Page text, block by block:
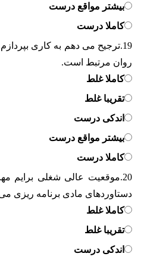
بیشتر مواقع درست
کاملا درست
19. ترجیح می دهم به کاری
روان مرتبط است.
کاملا غلط
تقریبا غلط
اندکی درست
بیشتر مواقع درست
کاملا درست
20. موقعیت عالی شغلی برایم
دستاوردهای مادی برنامه ریزی
کاملا غلط
تقریبا غلط
اندکی درست